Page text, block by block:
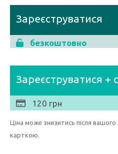
Зареєструватися
безкоштовно
Зареєструватися +
120 грн
Ціна може знизитись після
карткою.